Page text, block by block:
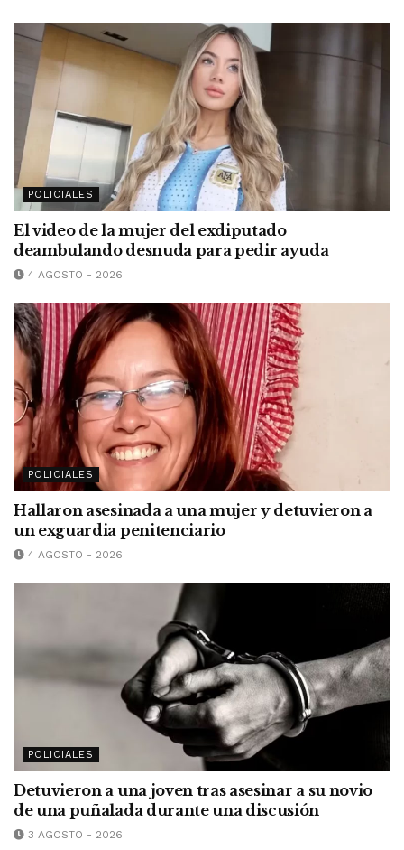
POLICIALES
El video de la mujer del exdiputado
deambulando desnuda para pedir ayuda
4 AGOSTO - 2026
POLICIALES
Hallaron asesinada a una mujer y detuvieron a
un exguardia penitenciario
4 AGOSTO - 2026
POLICIALES
Detuvieron a una joven tras asesinar a su novio
de una puñalada durante una discusión
3 AGOSTO - 2026